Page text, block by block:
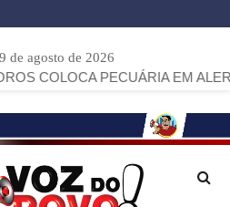
de agosto de 2026
PECUÁRIA EM ALERTA: